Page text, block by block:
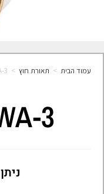
עמוד הבית > תאורת חוץ >
3
3